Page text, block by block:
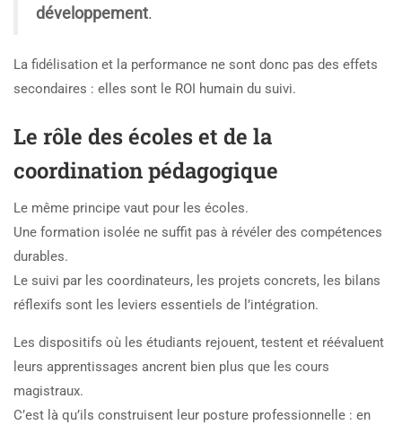
développement.
La fidélisation et la performance ne sont donc pas des effets
secondaires : elles sont le ROI humain du suivi.
Le rôle des écoles et de la
coordination pédagogique
Le même principe vaut pour les écoles.
Une formation isolée ne suffit pas à révéler des compétences
durables.
Le suivi par les coordinateurs, les projets concrets, les bilans
réflexifs sont les leviers essentiels de l’intégration.
Les dispositifs où les étudiants rejouent, testent et réévaluent
leurs apprentissages ancrent bien plus que les cours
magistraux.
C’est là qu’ils construisent leur posture professionnelle : en